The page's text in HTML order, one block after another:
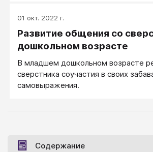
особого значения детской дружбе,
приходится все время призывать их
другие всеми силами стремятся
внимание и выглядеть «хорошими»,
01 окт. 2022 г.
Развитие общения со
дошкольном возрасте
В младшем дошкольном возрасте
сверстника соучастия в своих
самовыражения.
Содержание